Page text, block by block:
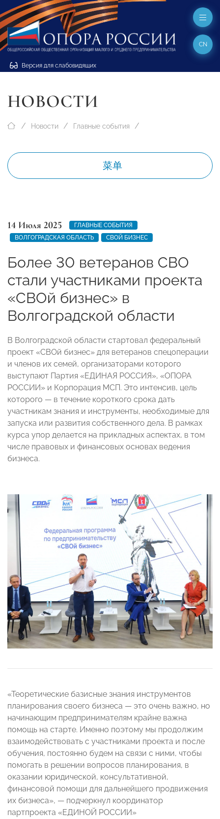
Версия для слабовидящих
CN
НОВОСТИ
Новости Главные события
菜单
14 Июля 2025
ГЛАВНЫЕ СОБЫТИЯ
ВОЛГОГРАДСКАЯ ОБЛАСТЬ
СВОЙ БИЗНЕС
Более 30 ветеранов СВО
стали участниками проекта
«СВОй бизнес» в
Волгоградской области
В Волгоградской области стартовал федеральный
проект «СВОй бизнес» для ветеранов спецоперации
и членов их семей, организаторами которого
выступают Партия «ЕДИНАЯ РОССИЯ», «ОПОРА
РОССИИ» и Корпорация МСП. Это интенсив, цель
которого — в течение короткого срока дать
участникам знания и инструменты, необходимые для
запуска или развития собственного дела. В рамках
курса упор делается на прикладных аспектах, в том
числе правовых и финансовых основах ведения
бизнеса.
«Теоретические базисные знания инструментов
планирования своего бизнеса — это очень важно, но
начинающим предпринимателям крайне важна
помощь на старте. Именно поэтому мы продолжим
взаимодействовать с участниками проекта и после
обучения, постоянно будем на связи с ними, чтобы
помогать в решении вопросов планирования, в
оказании юридической, консультативной,
финансовой помощи для дальнейшего продвижения
их бизнеса», — подчеркнул координатор
партпроекта «ЕДИНОЙ РОССИИ»